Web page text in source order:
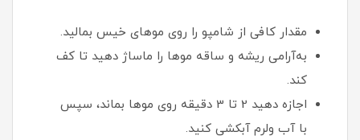
مقدار کافی از شامپو را روی موهای خیس بمالید.
به‌آرامی ریشه و ساقه موها را ماساژ دهید تا کف
کند.
اجازه دهید 2 تا 3 دقیقه روی موها بماند، سپس
با آب ولرم آبکشی کنید.